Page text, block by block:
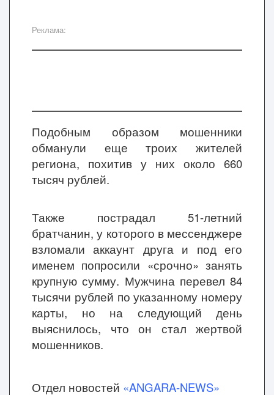
Реклама:
Подобным образом мошенники
обманули еще троих жителей
региона, похитив у них около 660
тысяч рублей.
Также пострадал 51-летний
братчанин, у которого в мессенджере
взломали аккаунт друга и под его
именем попросили «срочно» занять
крупную сумму. Мужчина перевел 84
тысячи рублей по указанному номеру
карты, но на следующий день
выяснилось, что он стал жертвой
мошенников.
Отдел новостей «ANGARA-NEWS»